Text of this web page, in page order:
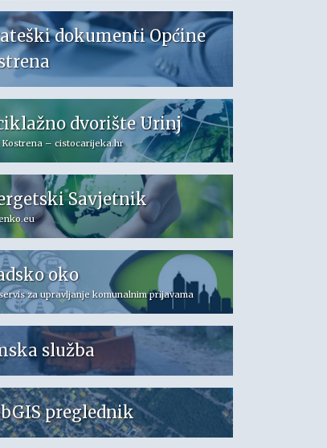
dokumenti Općine
dvorište Urinj
Kostrena – cistocarijeka.hr
Savjetnik
oko
za upravljanje komunalnim prijavama
služba
preglednik